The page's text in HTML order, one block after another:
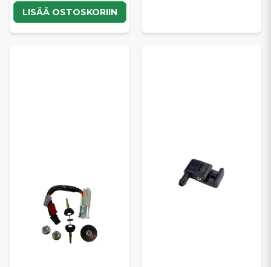
LISÄÄ OSTOSKORIIN